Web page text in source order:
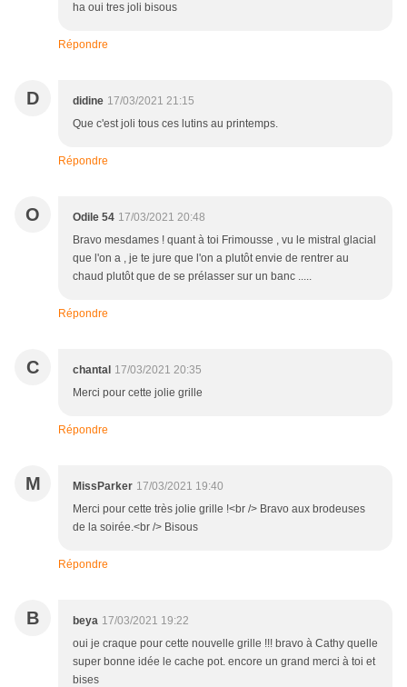
ha oui tres joli bisous
Répondre
D didine 17/03/2021 21:15
Que c'est joli tous ces lutins au printemps.
Répondre
O Odile 54 17/03/2021 20:48
Bravo mesdames ! quant à toi Frimousse , vu le mistral glacial
que l'on a , je te jure que l'on a plutôt envie de rentrer au
chaud plutôt que de se prélasser sur un banc .....
Répondre
C chantal 17/03/2021 20:35
Merci pour cette jolie grille
Répondre
M MissParker 17/03/2021 19:40
Merci pour cette très jolie grille !<br /> Bravo aux brodeuses
de la soirée.<br /> Bisous
Répondre
B beya 17/03/2021 19:22
oui je craque pour cette nouvelle grille !!! bravo à Cathy quelle
super bonne idée le cache pot. encore un grand merci à toi et
bises